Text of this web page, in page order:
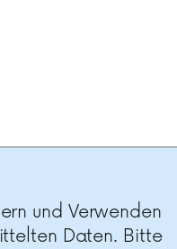
und Verwenden
Daten. Bitte